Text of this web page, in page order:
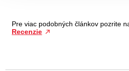
Pre viac podobných článkov pozrite
Recenzie